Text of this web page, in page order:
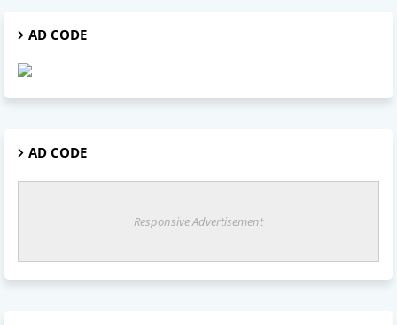
AD CODE
AD CODE
Responsive Advertisement